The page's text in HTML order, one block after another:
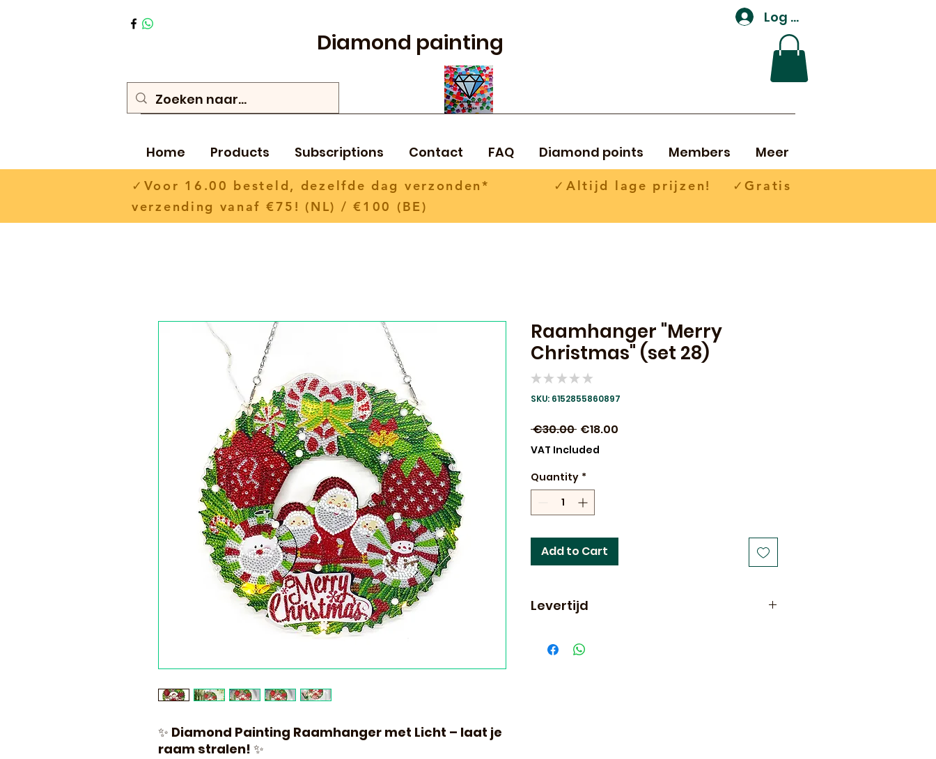
Diamond painting
Log In
Home Products Subscriptions Contact FAQ Diamond points Members Meer
✓Voor 16.00 besteld, dezelfde dag verzonden* ✓Altijd lage prijzen! ✓Gratis
verzending vanaf €75! (NL) / €100 (BE)
✨ Diamond Painting Raamhanger met Licht – laat je
raam stralen! ✨
Raamhanger "Merry
Christmas" (set 28)
★ ★ ★ ★ ★
SKU: 6152855860897
€30.00 Regular
Price
€18.00
VAT Included
Quantity *
Add to Cart
Levertijd
volgende dag al in huis!